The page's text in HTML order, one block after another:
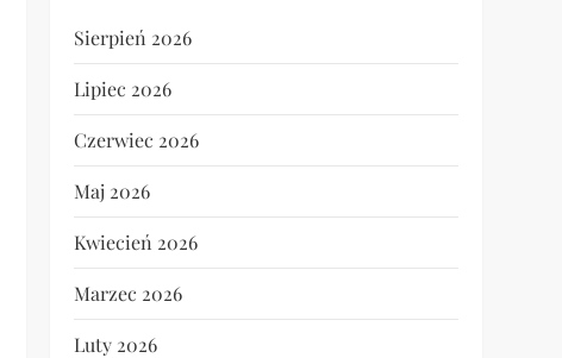
Sierpień 2026
Lipiec 2026
Czerwiec 2026
Maj 2026
Kwiecień 2026
Marzec 2026
Luty 2026